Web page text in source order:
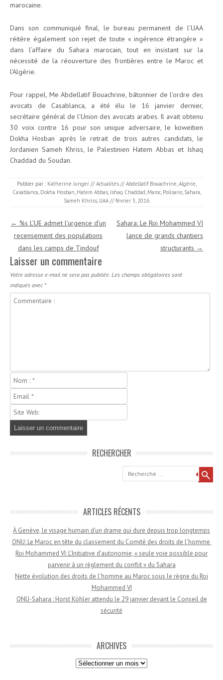
marocaine.
Dans son communiqué final, le bureau permanent de l’UAA
réitère également son rejet de toute « ingérence étrangère »
dans l’affaire du Sahara marocain, tout en insistant sur la
nécessité de la réouverture des frontières entre le Maroc et
l’Algérie.
Pour rappel, Me Abdellatif Bouachrine, bâtonnier de l’ordre des
avocats de Casablanca, a été élu le 16 janvier dernier,
secrétaire général de l’Union des avocats arabes. Il avait obtenu
30 voix contre 16 pour son unique adversaire, le koweïtien
Dokha Hosban après le retrait de trois autres candidats, le
Jordanien Sameh Khriss, le Palestinien Hatem Abbas et Ishaq
Chaddad du Soudan.
Publier par : Katherine Junger // Actualités // Abdellatif Bouachrine,Algérie,
Casablanca, Dokha Hosban, Hatem Abbas, Ishaq Chaddad, Maroc, Polisario, Sahara,
Sameh Khriss, UAA // février 3, 2016
Navigation des articles
← %s L’UE admet l’urgence d’un
recensement des populations
dans les camps de Tindouf
Sahara: Le Roi Mohammed VI
lance de grands chantiers
structurants →
Laisser un commentaire
Votre adresse e-mail ne sera pas publiée. Les champs obligatoires sont
indiqués avec *
RECHERCHER
Recherche
ARTICLES RÉCENTS
À Genève, le visage humain d’un drame qui dure depuis trop longtemps
ONU: Le Maroc en tête du classement du Comité des droits de l’homme
Roi Mohammed VI: L’Initiative d’autonomie, « seule voie possible pour
parvenir à un règlement du conflit » du Sahara
Nette évolution des droits de l’homme au Maroc sous le règne du Roi
Mohammed VI
ONU-Sahara : Horst Köhler attendu le 29 janvier devant le Conseil de
sécurité
ARCHIVES
Archives